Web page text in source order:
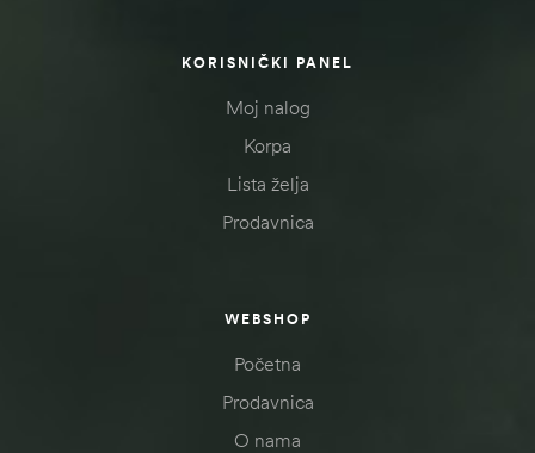
KORISNIČKI PANEL
Moj nalog
Korpa
Lista želja
Prodavnica
WEBSHOP
Početna
Prodavnica
O nama